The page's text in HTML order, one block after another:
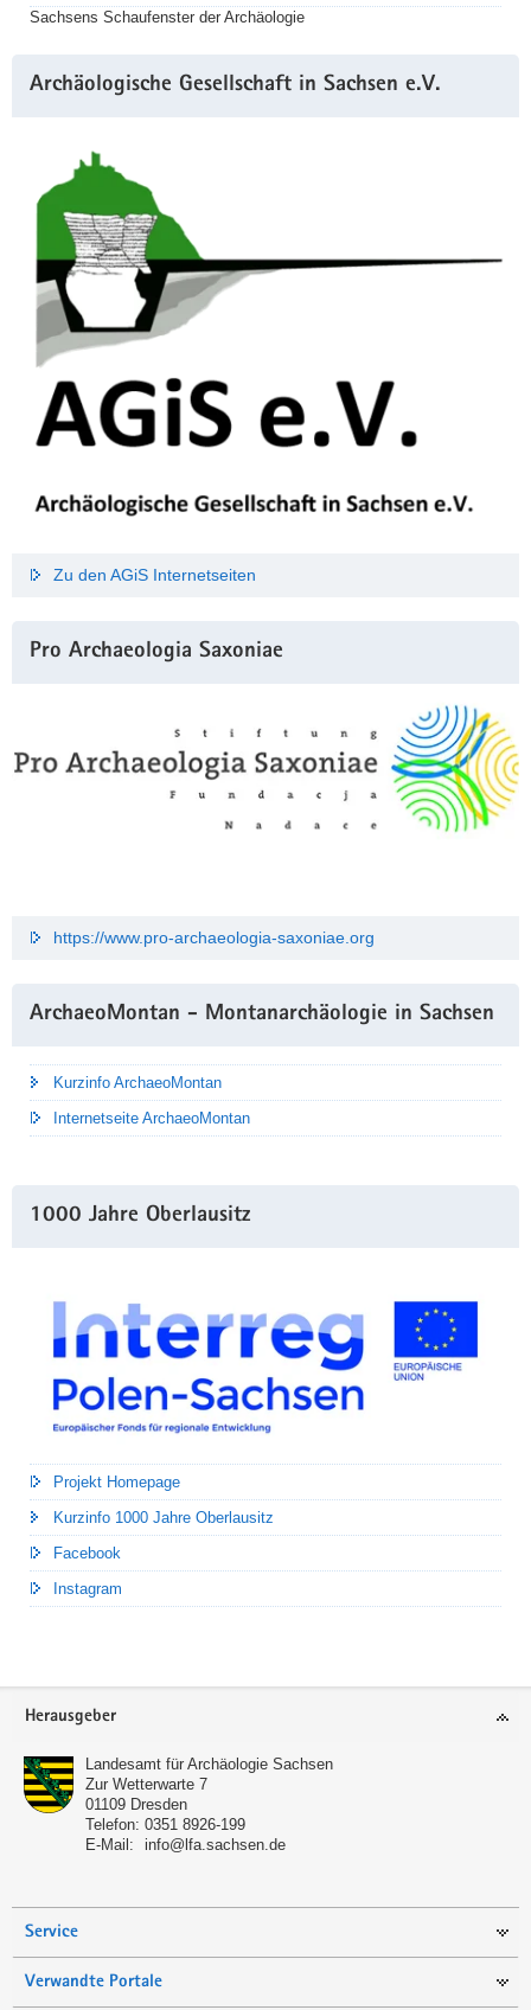
Sachsens Schaufenster der Archäologie
Archäologische Gesellschaft in Sachsen e.V.
Zu den AGiS Internetseiten
Pro Archaeologia Saxoniae
https://www.pro-archaeologia-saxoniae.org
ArchaeoMontan - Montanarchäologie in Sachsen
Kurzinfo ArchaeoMontan
Internetseite ArchaeoMontan
1000 Jahre Oberlausitz
Projekt Homepage
Kurzinfo 1000 Jahre Oberlausitz
Facebook
Instagram
Footer-
Herausgeber
Landesamt für Archäologie Sachsen
Zur Wetterwarte 7
01109 Dresden
Telefon: 0351 8926-199
E-Mail:
info@lfa.sachsen.de
Service
Verwandte Portale